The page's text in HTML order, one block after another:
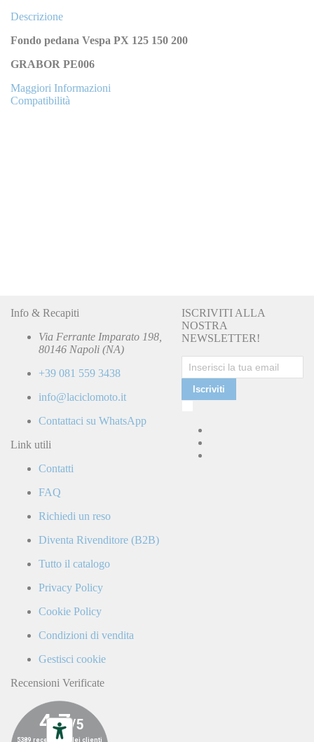
SCH051137SCH051
Fondo pedana con curva scudo Vespa
Special Price 60,00 € Regular Price 85,00 €
1590217615902fondo pedana vespa px 125 150 200
Non Disponibile
Descrizione
Fondo pedana Vespa PX 125 150 200
GRABOR PE006
Maggiori Informazioni
Compatibilità
Info & Recapiti
Via Ferrante Imparato 198,
80146 Napoli (NA)
+39 081 559 3438
info@laciclomoto.it
Contattaci su WhatsApp
Link utili
Contatti
FAQ
Richiedi un reso
Diventa Rivenditore (B2B)
Tutto il catalogo
Privacy Policy
Cookie Policy
Condizioni di vendita
Gestisci cookie
Recensioni Verificate
ISCRIVITI ALLA
NOSTRA
NEWSLETTER!
Iscriviti
e
accetto
la